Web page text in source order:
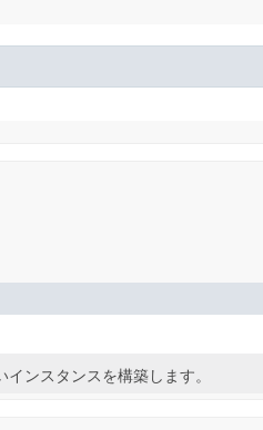
ンスタンスを構築します。